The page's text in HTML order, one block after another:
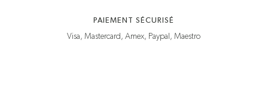
PAIEMENT SÉCURISÉ
Visa, Mastercard, Amex, Paypal, Maestro